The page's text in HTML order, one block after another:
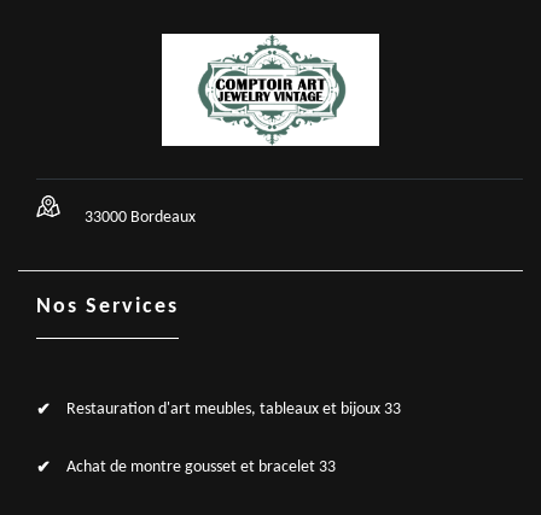
33000 Bordeaux
Nos Services
Restauration d'art meubles, tableaux et bijoux 33
Achat de montre gousset et bracelet 33